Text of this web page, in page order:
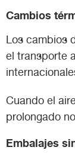
Cambios
Los cambios
el transporte
Cuando el
prolongado
Embalajes